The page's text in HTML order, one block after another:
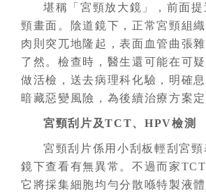
堪稱「宮頸放大鏡」，前面
頸畫面。陰道鏡下，正常宮頸組
肉則突兀地隆起，表面血管曲張
了然。檢查時，醫生還可能在可
做活檢，送去病理科化驗，明確
暗藏惡變風險，為後續治療方案定
宮頸刮片及TCT、HPV檢測
宮頸刮片係用小刮板輕刮宮
鏡下查看有無異常。不過而家TCT
它將採集細胞均勻分散喺特製液